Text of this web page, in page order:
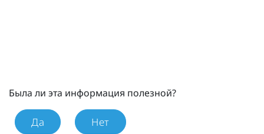
Была ли эта информация полезной?
Да Нет